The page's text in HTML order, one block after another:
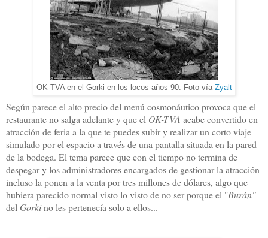
OK-TVA en el Gorki en los locos años 90. Foto vía Zyalt
Según parece el alto precio del menú cosmonáutico provoca que el
restaurante no salga adelante y que el OK-TVA acabe convertido en
atracción de feria a la que te puedes subir y realizar un corto viaje
simulado por el espacio a través de una pantalla situada en la pared
de la bodega. El tema parece que con el tiempo no termina de
despegar y los administradores encargados de gestionar la atracción
incluso la ponen a la venta por tres millones de dólares, algo que
hubiera parecido normal visto lo visto de no ser porque el "Burán"
del Gorkino les pertenecía solo a ellos...